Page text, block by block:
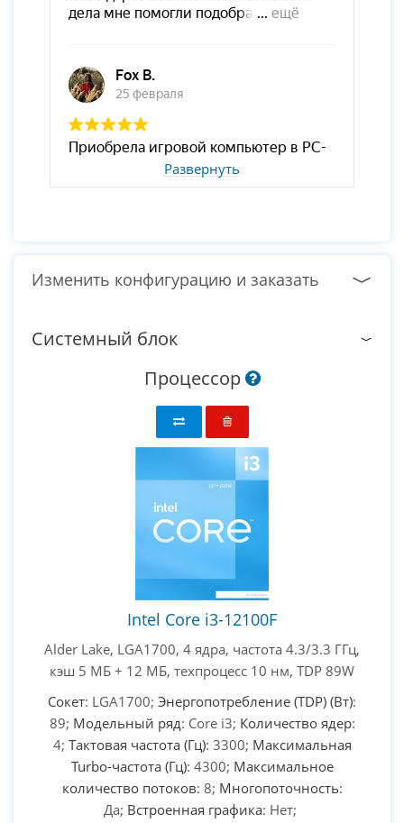
Развернуть
Изменить конфигурацию и заказать
Системный блок
Процессор
Intel Core i3-12100F
Alder Lake, LGA1700, 4 ядра, частота 4.3/3.3 ГГц,
кэш 5 МБ + 12 МБ, техпроцесс 10 нм, TDP 89W
Сокет: LGA1700; Энергопотребление (TDP) (Вт):
89; Модельный ряд: Core i3; Количество ядер:
4; Тактовая частота (Гц): 3300; Максимальная
Turbo-частота (Гц): 4300; Максимальное
количество потоков: 8; Многопоточность:
Да; Встроенная графика: Нет;